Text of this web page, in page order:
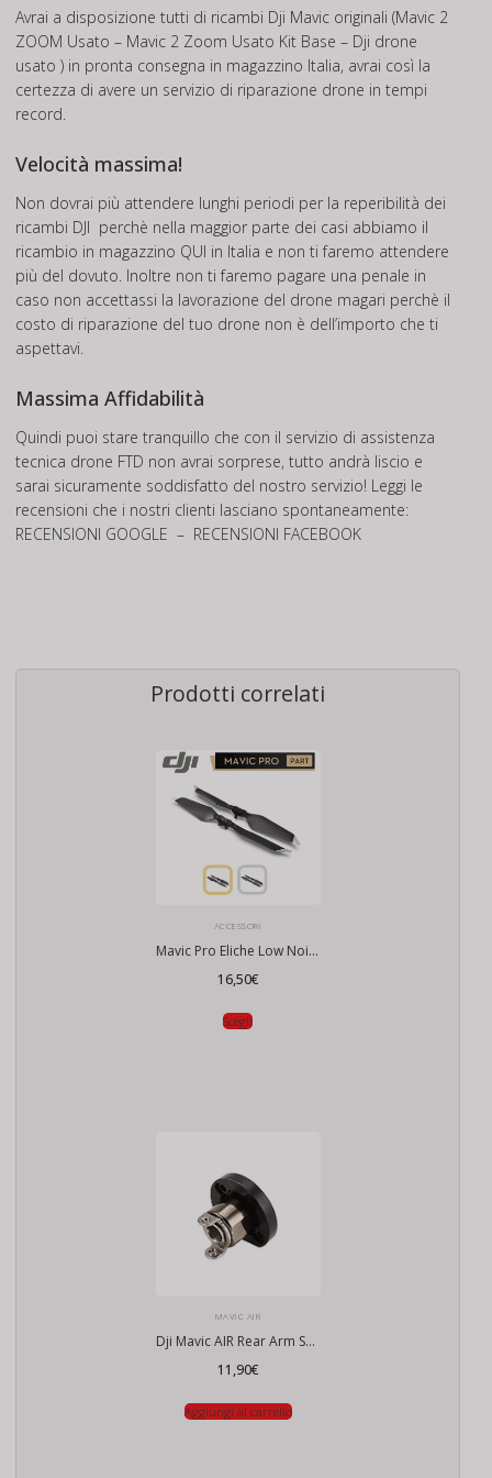
Avrai a disposizione tutti di ricambi Dji Mavic originali (Mavic 2
ZOOM Usato – Mavic 2 Zoom Usato Kit Base – Dji drone
usato ) in pronta consegna in magazzino Italia, avrai così la
certezza di avere un servizio di riparazione drone in tempi
record.
Velocità massima!
Non dovrai più attendere lunghi periodi per la reperibilità dei
ricambi DJI perchè nella maggior parte dei casi abbiamo il
ricambio in magazzino QUI in Italia e non ti faremo attendere
più del dovuto. Inoltre non ti faremo pagare una penale in
caso non accettassi la lavorazione del drone magari perchè il
costo di riparazione del tuo drone non è dell’importo che ti
aspettavi.
Massima Affidabilità
Quindi puoi stare tranquillo che con il servizio di assistenza
tecnica drone FTD non avrai sorprese, tutto andrà liscio e
sarai sicuramente soddisfatto del nostro servizio! Leggi le
recensioni che i nostri clienti lasciano spontaneamente:
RECENSIONI GOOGLE – RECENSIONI FACEBOOK
Prodotti correlati
ACCESSORI
Mavic Pro Eliche Low Noise ORIGINALI
16,50€
Scegli
MAVIC AIR
Dji Mavic AIR Rear Arm Shaft
11,90€
Aggiungi al carrello